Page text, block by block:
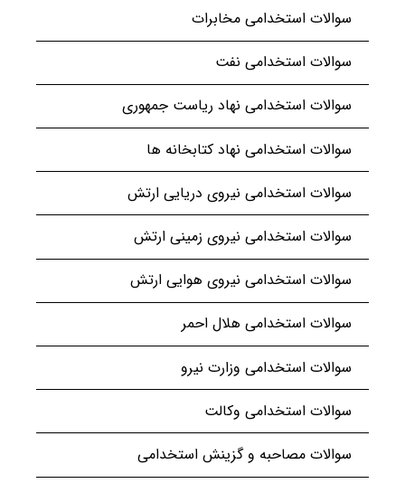
سوالات استخدامی مخابرات
سوالات استخدامی نفت
سوالات استخدامی نهاد ریاست جمهوری
سوالات استخدامی نهاد کتابخانه ها
سوالات استخدامی نیروی دریایی ارتش
سوالات استخدامی نیروی زمینی ارتش
سوالات استخدامی نیروی هوایی ارتش
سوالات استخدامی هلال احمر
سوالات استخدامی وزارت نیرو
سوالات استخدامی وکالت
سوالات مصاحبه و گزینش استخدامی